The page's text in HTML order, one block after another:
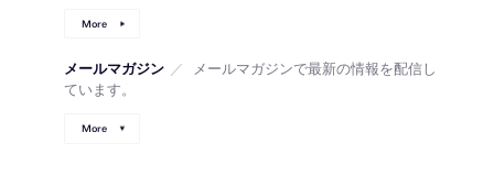
More
メールマガジン ／
メールマガジンで最新の情報を配信し
ています。
More